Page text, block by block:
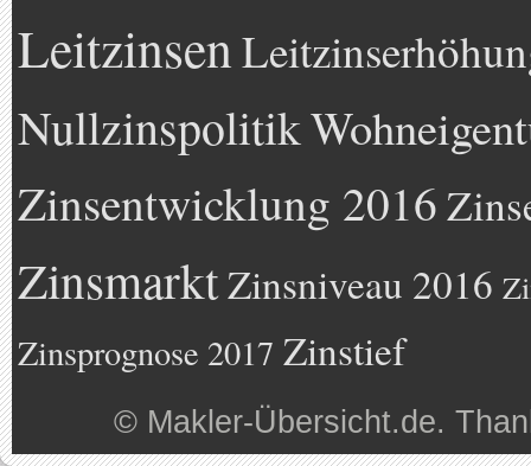
Leitzinsen
Nullzinspolitik
Zinsentwicklung 2016
ZinsmarktZinsniveau 2016
Zinsprognose 2017 Zinstief
© Makler-Übersicht.de.